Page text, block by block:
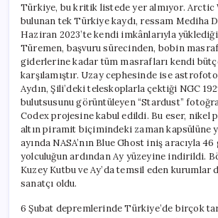
Türkiye, bu kritik listede yer almıyor. Arctic
bulunan tek Türkiye kaydı, ressam Mediha
Haziran 2023’te kendi imkânlarıyla
Türemen, başvuru sürecinden, bobin
giderlerine kadar tüm masrafları kendi
karşılamıştır. Uzay cephesinde ise
Aydın, Şili’deki teleskoplarla çektiği NGC
bulutsusunu görüntüleyen “Stardust”
Codex projesine kabul edildi. Bu eser, nikel
altın piramit biçimindeki zaman kapsülüne
ayında NASA’nın Blue Ghost iniş aracıyla
yolculuğun ardından Ay yüzeyine indirildi.
Kuzey Kutbu ve Ay’da temsil eden kurumlar
sanatçı oldu.
6 Şubat depremlerinde Türkiye’de birçok